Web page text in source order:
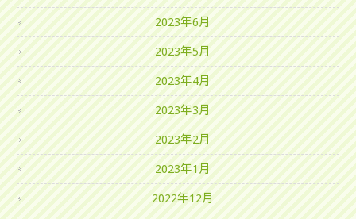
2023年6月
2023年5月
2023年4月
2023年3月
2023年2月
2023年1月
2022年12月